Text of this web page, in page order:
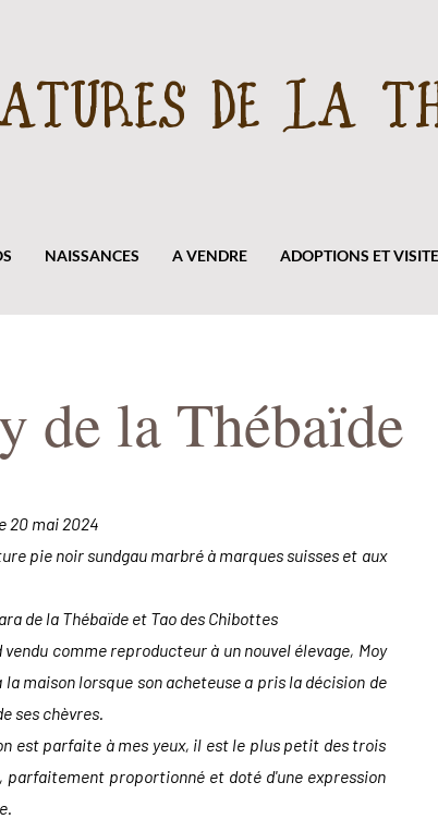
DE LA
NAISSANCES A VENDRE ADOPTIONS ET
de la Thébaïde
20 mai 2024
pie noir sundgau marbré à marques suisses et aux
de la Thébaïde et Tao des Chibottes
vendu comme reproducteur à un nouvel élevage, Moy
la maison lorsque son acheteuse a pris la décision de
ses chèvres.
est parfaite à mes yeux, il est le plus petit des trois
parfaitement proportionné et doté d'une expression